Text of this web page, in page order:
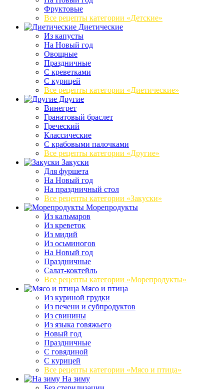
Фруктовые
Все рецепты категории «Детские»
Диетические
Из капусты
На Новый год
Овощные
Праздничные
С креветками
С курицей
Все рецепты категории «Диетические»
Другие
Винегрет
Гранатовый браслет
Греческий
Классические
С крабовыми палочками
Все рецепты категории «Другие»
Закуски
Для фуршета
На Новый год
На праздничный стол
Все рецепты категории «Закуски»
Морепродукты
Из кальмаров
Из креветок
Из мидий
Из осьминогов
На Новый год
Праздничные
Салат-коктейль
Все рецепты категории «Морепродукты»
Мясо и птица
Из куриной грудки
Из печени и субпродуктов
Из свинины
Из языка говяжьего
Новый год
Праздничные
С говядиной
С курицей
Все рецепты категории «Мясо и птица»
На зиму